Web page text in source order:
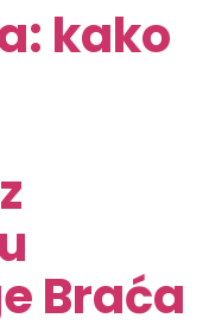
kako
Braća